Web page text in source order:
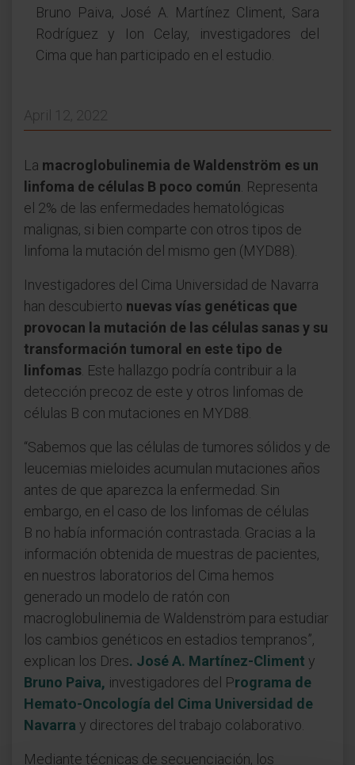
Bruno Paiva, José A. Martínez Climent, Sara
Rodríguez y Ion Celay, investigadores del
Cima que han participado en el estudio.
April 12, 2022
La macroglobulinemia de Waldenström es un
linfoma de células B poco común . Representa
el 2% de las enfermedades hematológicas
malignas, si bien comparte con otros tipos de
linfoma la mutación del mismo gen (MYD88).
Investigadores del Cima Universidad de Navarra
han descubierto nuevas vías genéticas que
provocan la mutación de las células sanas y su
transformación tumoral en este tipo de
linfomas . Este hallazgo podría contribuir a la
detección precoz de este y otros linfomas de
células B con mutaciones en MYD88.
“Sabemos que las células de tumores sólidos y de
leucemias mieloides acumulan mutaciones años
antes de que aparezca la enfermedad. Sin
embargo, en el caso de los linfomas de células
B no había información contrastada. Gracias a la
información obtenida de muestras de pacientes,
en nuestros laboratorios del Cima hemos
generado un modelo de ratón con
macroglobulinemia de Waldenström para estudiar
los cambios genéticos en estadios tempranos”,
explican los Dres. José A. Martínez-Climent y
Bruno Paiva, investigadores del Programa de
Hemato-Oncología del Cima Universidad de
Navarra y directores del trabajo colaborativo.
Mediante técnicas de secuenciación, los